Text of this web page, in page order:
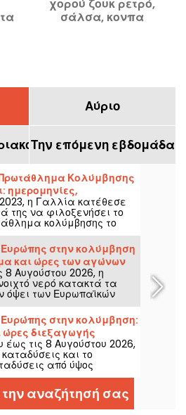
χορού ζουκ ρετρό,
σάλσα, κονπα
Αύριο
Την επόμενη εβδομάδα
Κολύμβησης
ημερομηνίες,
οι πληροφορίες για τη
η Γαλλία κατέθεσε
της να φιλοξενήσει το
κολύμβησης το
μέχρι τις 16
Ολυμπιακής
για να
αθλητές μας. Δείτε όλες
χρειάζεται να
αγώνες και τα
στην κολύμβηση
και ώρες των αγώνων
νερό
8 Αυγούστου 2026, η
νερό κατακτά τα
όψει των Ευρωπαϊκών
Παρίσι. Μεταξύ των 5
μεικτής
οι κορυφαίοι
υδάτινου αθλήματος
φυσικό τοπίο μυθικό.
στην κολύμβηση:
διεξαγωγής
και υψηλής
έως τις 8 Αυγούστου 2026,
και το
από ύψος
Πρωταθλήματα
της Ολυμπιακής
Ντενί και του φυσικού
κορυφαίοι καταδύτες της
αναζήτησή σας